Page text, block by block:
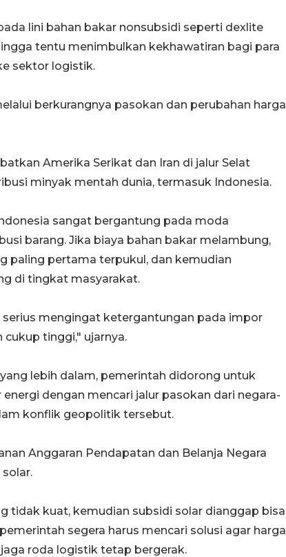
lini bahan bakar nonsubsidi seperti dexlite
tentu menimbulkan kekhawatiran bagi para
sektor logistik.
berkurangnya pasokan dan perubahan harga
Amerika Serikat dan Iran di jalur Selat
minyak mentah dunia, termasuk Indonesia.
sangat bergantung pada moda
barang. Jika biaya bahan bakar melambung,
paling pertama terpukul, dan kemudian
di tingkat masyarakat.
mengingat ketergantungan pada impor
tinggi," ujarnya.
lebih dalam, pemerintah didorong untuk
dengan mencari jalur pasokan dari negara-
konflik geopolitik tersebut.
Anggaran Pendapatan dan Belanja Negara
tidak kuat, kemudian subsidi solar dianggap bisa
segera harus mencari solusi agar harga
roda logistik tetap bergerak.